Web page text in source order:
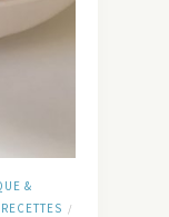
&
RECETTES /